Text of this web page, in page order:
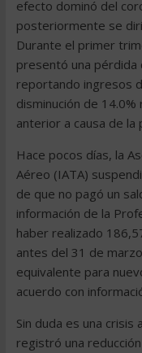
efecto dominó del
posteriormente se
Durante el primer
presentó una
reportando ingresos
disminución de
anterior a causa de la
Hace pocos días, la
Aéreo (IATA)
de que no pagó un
información de la
haber realizado
antes del 31 de
equivalente para
acuerdo con
Sin duda es una
registró una